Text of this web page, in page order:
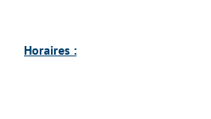
Horaires :